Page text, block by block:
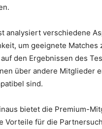
analysiert verschiedene
um geeignete Matches
den Ergebnissen des
über andere Mitglieder
sind.
bietet die Premium-
Vorteile für die